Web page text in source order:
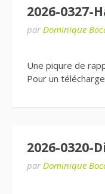
2026-0327-
par Dominique
Une piqure de
Pour un
2026-0320-
par Dominique